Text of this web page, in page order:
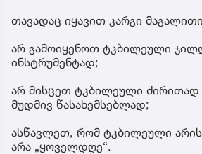
თავადაც იყავით კარგი
არ გამოიყენოთ ტკბილეული
ინსტრუმენტად;
არ მისცეთ ტკბილეული ძირითად
მუდმივ წასახემსებლად;
ასწავლეთ, რომ ტკბილეული არის
არა „ყოველდღე“.